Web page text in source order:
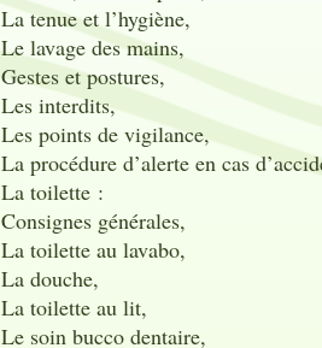
La tenue et l’hygiène,
Le lavage des mains,
Gestes et postures,
Les interdits,
Les points de vigilance,
La procédure d’alerte en cas
La toilette :
Consignes générales,
La toilette au lavabo,
La douche,
La toilette au lit,
Le soin bucco dentaire,